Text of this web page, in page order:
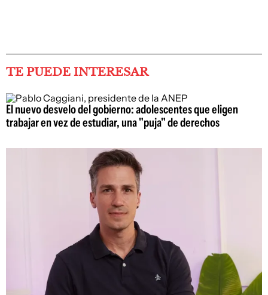
TE PUEDE INTERESAR
El nuevo desvelo del gobierno: adolescentes que eligen
trabajar en vez de estudiar, una "puja" de derechos